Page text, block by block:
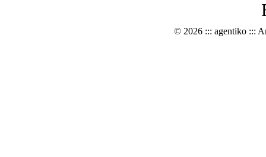
© 2026 ::: agentiko :::